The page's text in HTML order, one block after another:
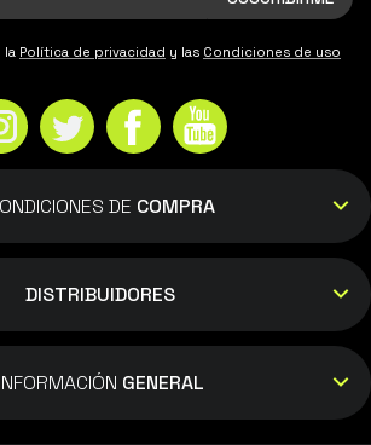
la Política de privacidad y las Condiciones de uso
DE COMPRA
DISTRIBUIDORES
INFORMACIÓN GENERAL